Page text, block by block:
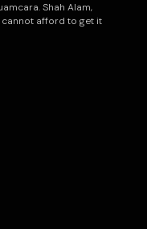
Shah Alam,
afford to get it